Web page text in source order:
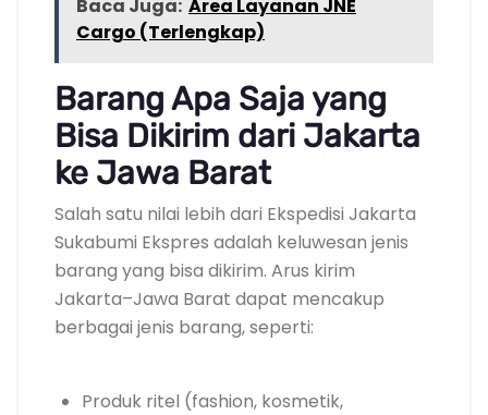
Baca Juga: Area Layanan JNE
Cargo (Terlengkap)
Barang Apa Saja yang
Bisa Dikirim dari Jakarta
ke Jawa Barat
Salah satu nilai lebih dari Ekspedisi Jakarta
Sukabumi Ekspres adalah keluwesan jenis
barang yang bisa dikirim. Arus kirim
Jakarta–Jawa Barat dapat mencakup
berbagai jenis barang, seperti:
Produk ritel (fashion, kosmetik,